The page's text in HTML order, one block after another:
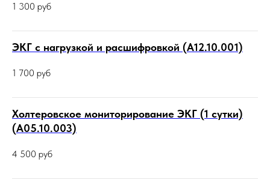
1 300 руб
ЭКГ с нагрузкой и расшифровкой (А12.10.001)
1 700 руб
Холтеровское мониторирование ЭКГ (1 сутки)
(А05.10.003)
4 500 руб